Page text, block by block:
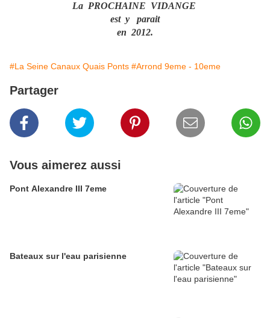
La PROCHAINE VIDANGE
est y parait
en 2012.
#La Seine Canaux Quais Ponts #Arrond 9eme - 10eme
Partager
Vous aimerez aussi
Pont Alexandre III 7eme
Bateaux sur l'eau parisienne